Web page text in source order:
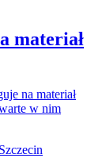
materiał
na materiał
w nim